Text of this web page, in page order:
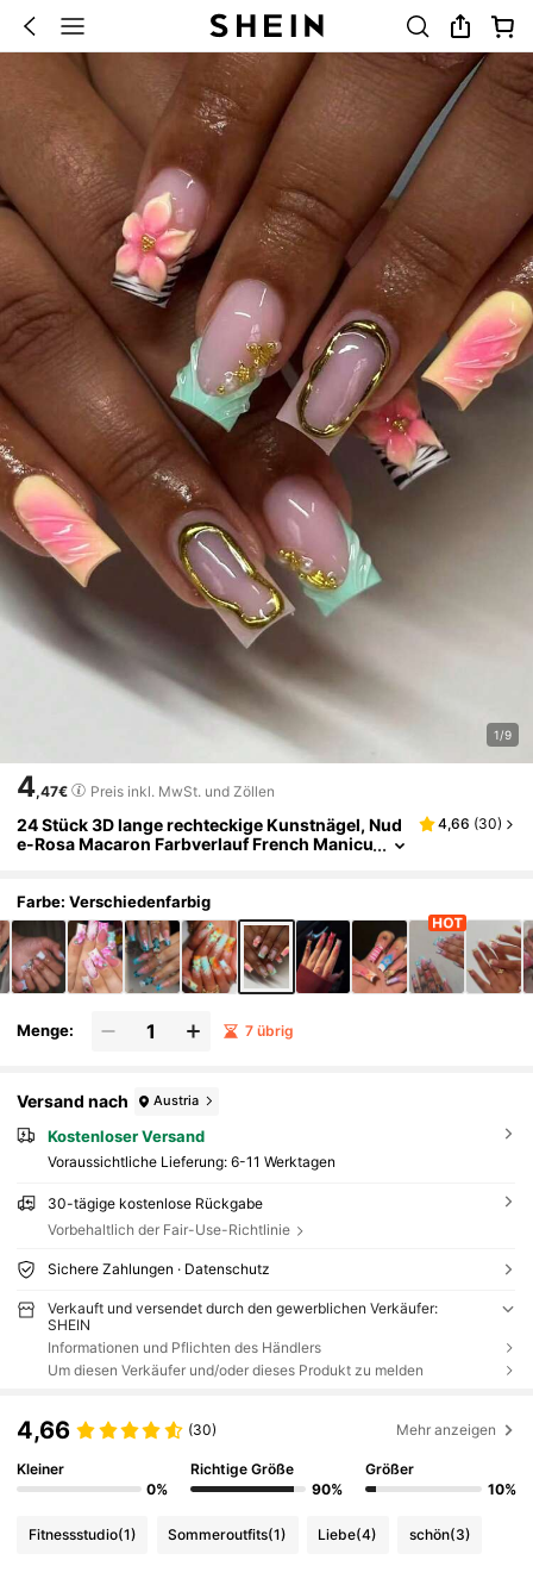
1/9
4,47€ Preis inkl. MwSt. und Zöllen
24 Stück 3D lange rechteckige Kunstnägel, Nud
e-Rosa Macaron Farbverlauf French Manicu
Nägel, inklusive Jelly-Kleber + Nagelfeile, geeig
net für atmosphärische Mädchen, Reisefotograf
ie, Pendler-Outfit
4,66 (30)
Farbe: Verschiedenfarbig
Menge: 7 übrig
Versand nach Austria
Kostenloser Versand
Voraussichtliche Lieferung: 6-11 Werktagen
30-tägige kostenlose Rückgabe
Vorbehaltlich der Fair-Use-Richtlinie
Sichere Zahlungen · Datenschutz
Verkauft und versendet durch den gewerblichen Verkäufer:
SHEIN
Informationen und Pflichten des Händlers
Um diesen Verkäufer und/oder dieses Produkt zu melden
4,66 (30) Mehr anzeigen
Kleiner
0%
Richtige Größe
90%
Größer
10%
Fitnessstudio(1) Sommeroutfits(1) Liebe(4) schön(3)